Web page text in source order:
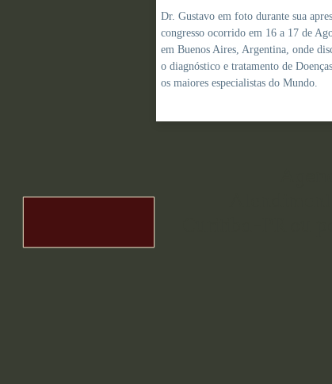
Dr. Gustavo em foto durante sua
congresso ocorrido em 16 a 17 de
em Buenos Aires, Argentina, onde
o diagnóstico e tratamento de
os maiores especialistas do Mundo.